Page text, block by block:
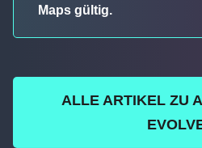
Maps gültig.
ALLE ARTIKEL ZU